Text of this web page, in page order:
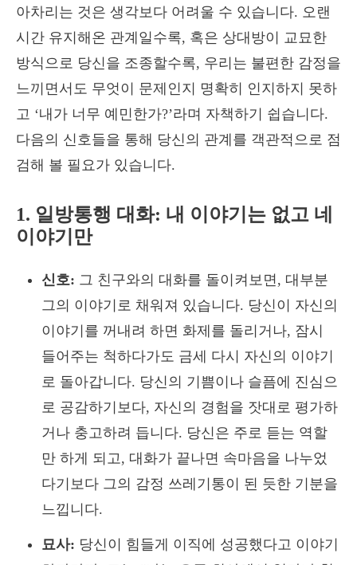
아차리는 것은 생각보다 어려울 수 있습니다. 오랜
시간 유지해온 관계일수록, 혹은 상대방이 교묘한
방식으로 당신을 조종할수록, 우리는 불편한 감정을
느끼면서도 무엇이 문제인지 명확히 인지하지 못하
고 ‘내가 너무 예민한가?’라며 자책하기 쉽습니다.
다음의 신호들을 통해 당신의 관계를 객관적으로 점
검해 볼 필요가 있습니다.
1. 일방통행 대화: 내 이야기는 없고 네
이야기만
신호: 그 친구와의 대화를 돌이켜보면, 대부분
그의 이야기로 채워져 있습니다. 당신이 자신의
이야기를 꺼내려 하면 화제를 돌리거나, 잠시
들어주는 척하다가도 금세 다시 자신의 이야기
로 돌아갑니다. 당신의 기쁨이나 슬픔에 진심으
로 공감하기보다, 자신의 경험을 잣대로 평가하
거나 충고하려 듭니다. 당신은 주로 듣는 역할
만 하게 되고, 대화가 끝나면 속마음을 나누었
다기보다 그의 감정 쓰레기통이 된 듯한 기분을
느낍니다.
묘사: 당신이 힘들게 이직에 성공했다고 이야기